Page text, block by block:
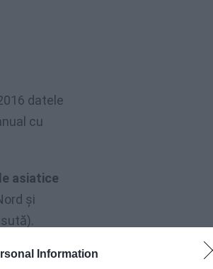
Information
datele
cu
asiatice
și
cele